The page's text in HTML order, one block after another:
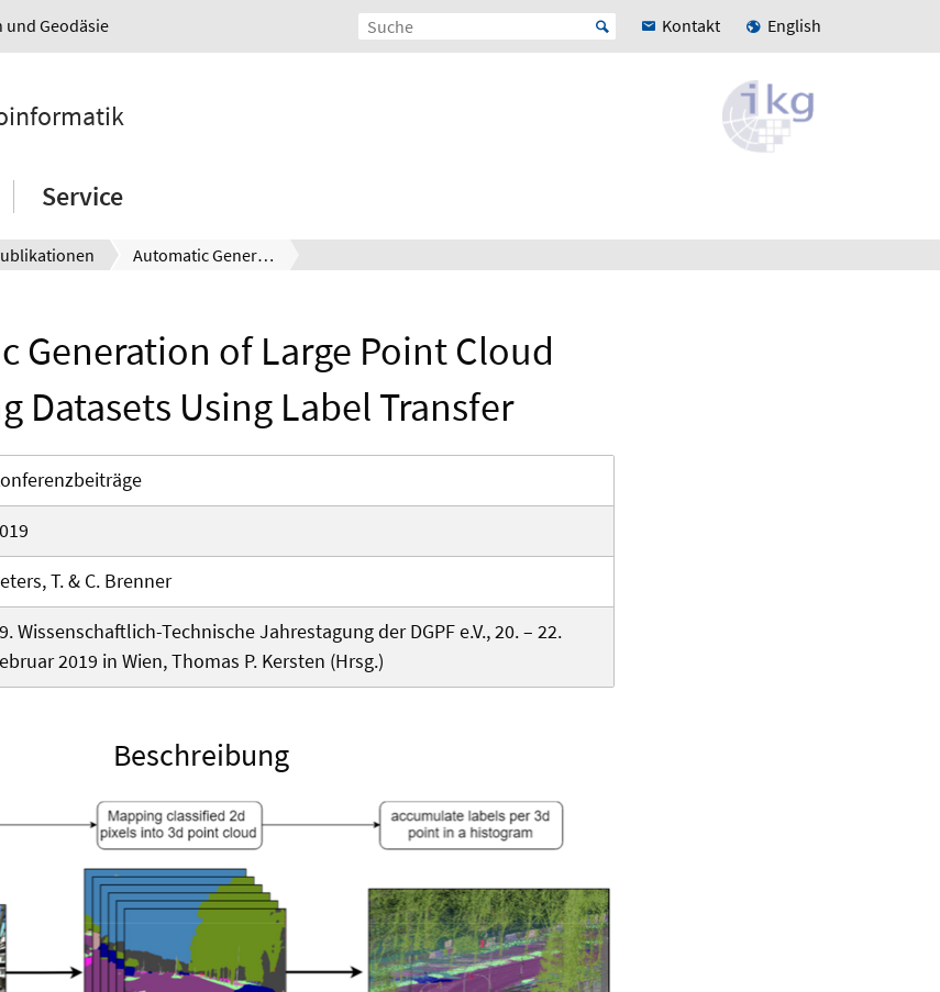
und Geodäsie Kontakt English
Service
Automatic Generation of Large Point Cloud Training Datasets Using Label Transfer
Generation of Large Point Cloud
Datasets Using Label Transfer
T. & C. Brenner
Wissenschaftlich-Technische Jahrestagung der DGPF e.V., 20. – 22.
2019 in Wien, Thomas P. Kersten (Hrsg.)
Beschreibung